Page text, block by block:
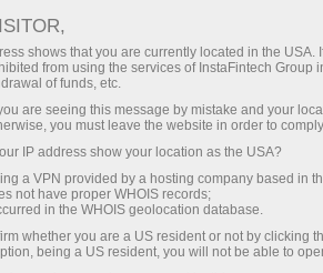
счёт Вывести деньги
shows that you are currently located in the USA.
from using the services of InstaFintech
of funds, etc.
are seeing this message by mistake and your
you must leave the website in order to
IP address show your location as the USA?
a VPN provided by a hosting company based in
not have proper WHOIS records;
in the WHOIS geolocation database.
whether you are a US resident or not by clicking
being a US resident, you will not be able to